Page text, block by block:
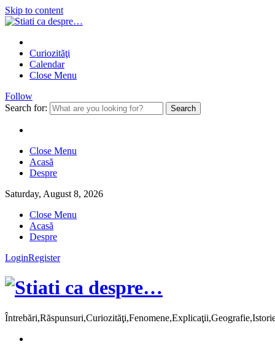
Skip to content
Curiozităţi
Calendar
Close Menu
Follow
Search for:
Close Menu
Acasă
Despre
Saturday, August 8, 2026
Close Menu
Acasă
Despre
LoginRegister